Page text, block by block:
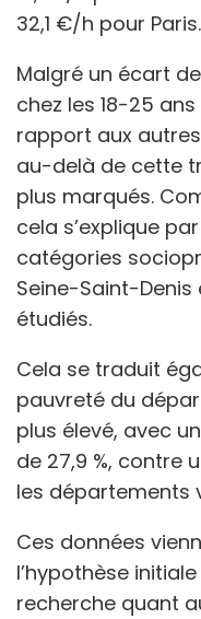
32,1 €/h pour Paris.
Malgré un écart
chez les 18-25
rapport aux
au-delà de cette
plus marqués.
cela s’explique
catégories
Seine-Saint-
étudiés.
Cela se traduit
pauvreté du
plus élevé, avec
de 27,9 %, contre
les départements
Ces données
l’hypothèse
recherche quant